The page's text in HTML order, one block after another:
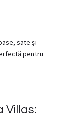
sate și
pentru
Villas: